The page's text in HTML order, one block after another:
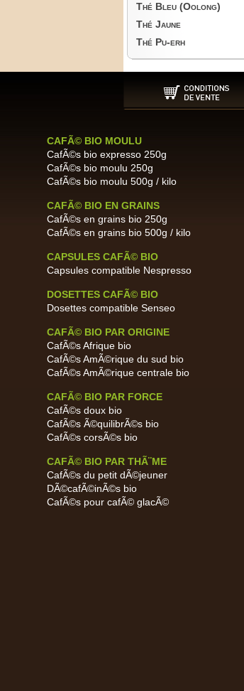
Thé Bleu (Oolong)
Thé Jaune
Thé Pu-erh
CAFÃ© BIO MOULU
CafÃ©s bio expresso 250g
CafÃ©s bio moulu 250g
CafÃ©s bio moulu 500g / kilo
CAFÃ© BIO EN GRAINS
CafÃ©s en grains bio 250g
CafÃ©s en grains bio 500g / kilo
CAPSULES CAFÃ© BIO
Capsules compatible Nespresso
DOSETTES CAFÃ© BIO
Dosettes compatible Senseo
CAFÃ© BIO PAR ORIGINE
CafÃ©s Afrique bio
CafÃ©s AmÃ©rique du sud bio
CafÃ©s AmÃ©rique centrale bio
CAFÃ© BIO PAR FORCE
CafÃ©s doux bio
CafÃ©s Ã©quilibrÃ©s bio
CafÃ©s corsÃ©s bio
CAFÃ© BIO PAR THÃ¨ME
CafÃ©s du petit dÃ©jeuner
DÃ©cafÃ©inÃ©s bio
CafÃ©s pour cafÃ© glacÃ©